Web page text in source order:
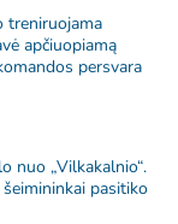
treniruojama
apčiuopiamą
persvara
nuo „Vilkakalnio“.
pasitiko